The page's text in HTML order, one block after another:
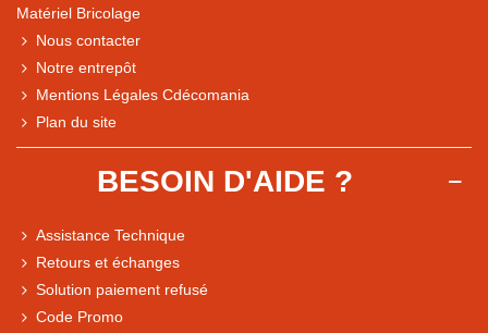
Matériel Bricolage
Nous contacter
Notre entrepôt
Mentions Légales Cdécomania
Plan du site
BESOIN D'AIDE ?
Assistance Technique
Retours et échanges
Solution paiement refusé
Code Promo